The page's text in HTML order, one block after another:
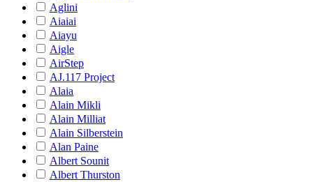
Aglini
Aiaiai
Aiayu
Aigle
AirStep
AJ.117 Project
Alaia
Alain Mikli
Alain Milliat
Alain Silberstein
Alan Paine
Albert Sounit
Albert Thurston